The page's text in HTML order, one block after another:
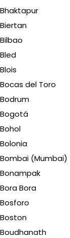
Bhaktapur
Biertan
Bilbao
Bled
Blois
Bocas del Toro
Bodrum
Bogotá
Bohol
Bolonia
Bombai (Mumbai)
Bonampak
Bora Bora
Bosforo
Boston
Boudhanath